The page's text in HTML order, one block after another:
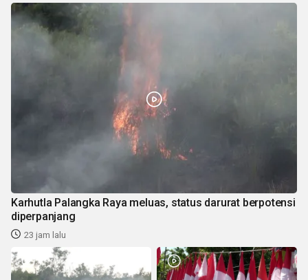
Karhutla Palangka Raya meluas, status darurat berpotensi
diperpanjang
23 jam lalu